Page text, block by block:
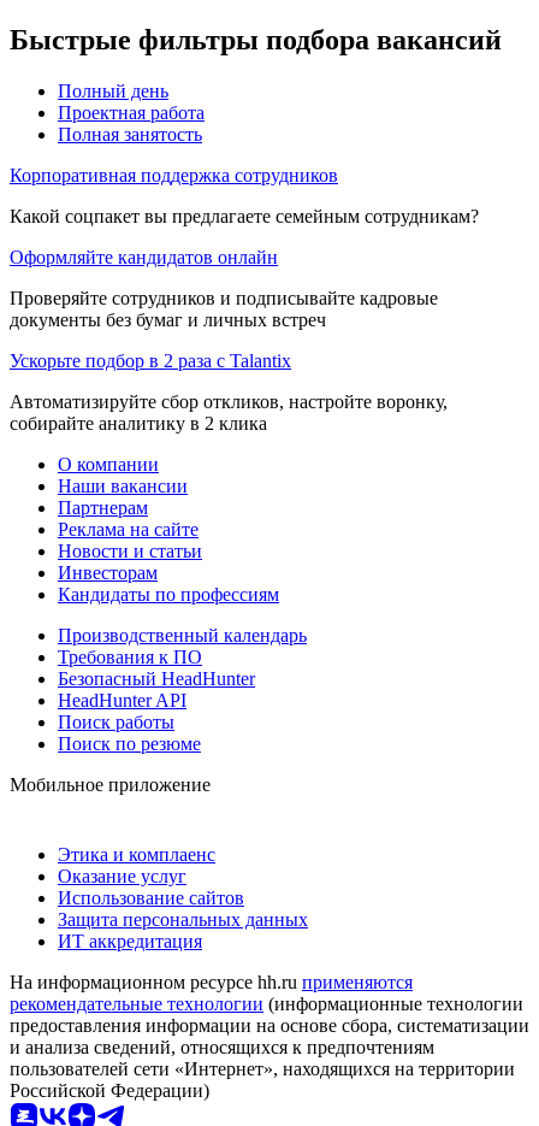
Быстрые фильтры подбора вакансий
Полный день
Проектная работа
Полная занятость
Корпоративная поддержка сотрудников
Какой соцпакет вы предлагаете семейным сотрудникам?
Оформляйте кандидатов онлайн
Проверяйте сотрудников и подписывайте кадровые
документы без бумаг и личных встреч
Ускорьте подбор в 2 раза с Talantix
Автоматизируйте сбор откликов, настройте воронку,
собирайте аналитику в 2 клика
О компании
Наши вакансии
Партнерам
Реклама на сайте
Новости и статьи
Инвесторам
Кандидаты по профессиям
Производственный календарь
Требования к ПО
Безопасный HeadHunter
HeadHunter API
Поиск работы
Поиск по резюме
Мобильное приложение
Этика и комплаенс
Оказание услуг
Использование сайтов
Защита персональных данных
ИТ аккредитация
На информационном ресурсе hh.ru применяются
рекомендательные технологии (информационные технологии
предоставления информации на основе сбора, систематизации
и анализа сведений, относящихся к предпочтениям
пользователей сети «Интернет», находящихся на территории
Российской Федерации)